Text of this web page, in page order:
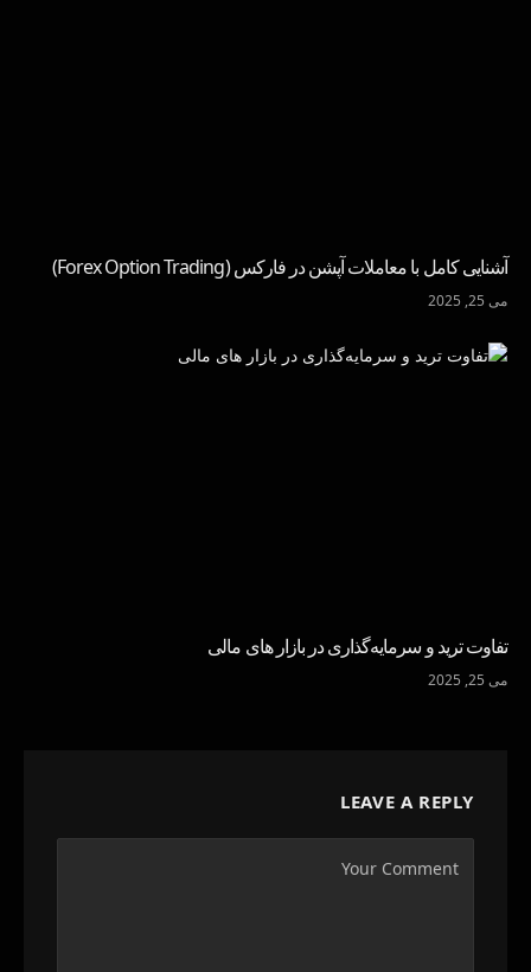
آشنایی کامل با معاملات آپشن در فارکس (Forex Option Trading)
می 25, 2025
تفاوت ترید و سرمایه‌گذاری در بازار های مالی
می 25, 2025
LEAVE A REPLY